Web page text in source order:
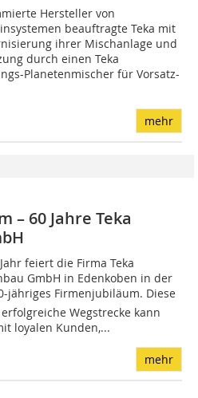
Hersteller von
beauftragte Teka mit
ihrer Mischanlage und
durch einen Teka
Planetenmischer für Vorsatz-
mehr
– 60 Jahre Teka
feiert die Firma Teka
GmbH in Edenkoben in der
jähriges Firmenjubiläum. Diese
Wegstrecke kann
loyalen Kunden,...
mehr